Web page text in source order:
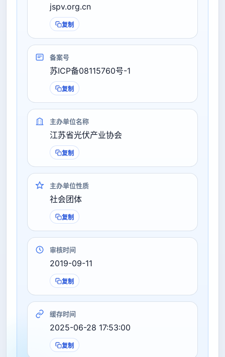
jspv.org.cn
复制
备案号
苏ICP备08115760号-1
复制
主办单位名称
江苏省光伏产业协会
复制
主办单位性质
社会团体
复制
审核时间
2019-09-11
复制
缓存时间
2025-06-28 17:53:00
复制